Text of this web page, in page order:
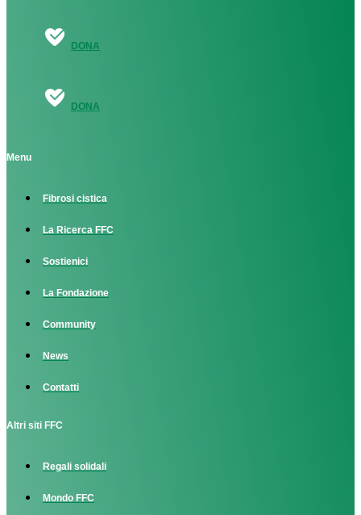
DONA
DONA
Menu
Fibrosi cistica
La Ricerca FFC
Sostienici
La Fondazione
Community
News
Contatti
Altri siti FFC
Regali solidali
Mondo FFC